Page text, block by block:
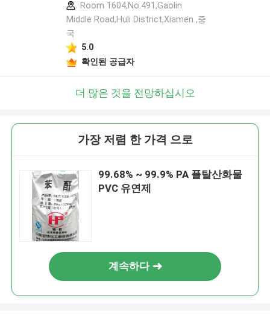
Room 1604,No.491,Gaolin
Middle Road,Huli District,Xiamen ,중
국
5.0
확인된 공급자
더 많은 것을 전망하십시오
가장 저렴 한 가격 으로
99.68% ~ 99.9% PA 플탈산화물
PVC 유연제
계속하다